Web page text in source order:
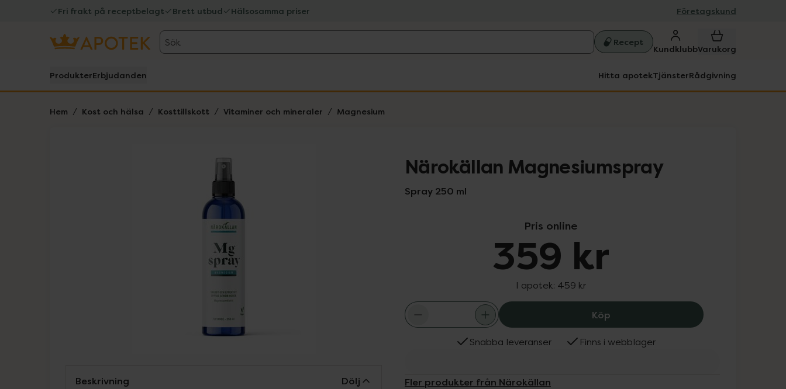
Fri frakt på receptbelagt Brett utbud Hälsosamma priser Företagskund
Sök Recept
KundklubbVarukorg
ProdukterErbjudanden Hitta apotekTjänsterRådgivning
Hem Kost och hälsa Kosttillskott Vitaminer och mineraler Magnesium
Lista: . Innehåller 1 objekt. Närokällan Magnesiumspray
Spray 250 ml
Pris online
359 kr
I apotek: 459 kr
Köp Närokällan Magnesiumspray, 359 kr.
Snabba leveranser Finns i webblager
Fler produkter från Närokällan
Beskrivning Dölj